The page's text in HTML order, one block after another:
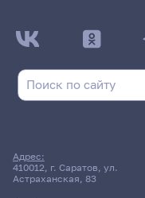
Адрес:
410012, г. Саратов, ул.
Астраханская, 83